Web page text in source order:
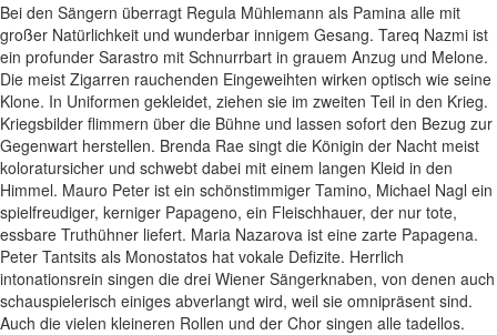
Bei den Sängern überragt Regula Mühlemann als Pamina alle mit
großer Natürlichkeit und wunderbar innigem Gesang. Tareq Nazmi ist
ein profunder Sarastro mit Schnurrbart in grauem Anzug und Melone.
Die meist Zigarren rauchenden Eingeweihten wirken optisch wie seine
Klone. In Uniformen gekleidet, ziehen sie im zweiten Teil in den Krieg.
Kriegsbilder flimmern über die Bühne und lassen sofort den Bezug zur
Gegenwart herstellen. Brenda Rae singt die Königin der Nacht meist
koloratursicher und schwebt dabei mit einem langen Kleid in den
Himmel. Mauro Peter ist ein schönstimmiger Tamino, Michael Nagl ein
spielfreudiger, kerniger Papageno, ein Fleischhauer, der nur tote,
essbare Truthühner liefert. Maria Nazarova ist eine zarte Papagena.
Peter Tantsits als Monostatos hat vokale Defizite. Herrlich
intonationsrein singen die drei Wiener Sängerknaben, von denen auch
schauspielerisch einiges abverlangt wird, weil sie omnipräsent sind.
Auch die vielen kleineren Rollen und der Chor singen alle tadellos.